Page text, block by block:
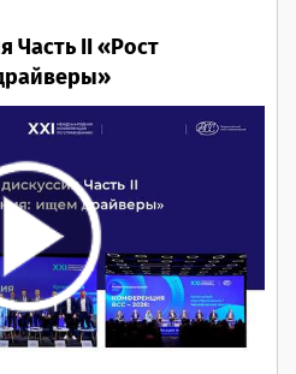
Часть II «Рост